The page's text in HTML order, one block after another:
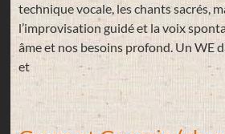
technique vocale, les chants sacrés,
l’improvisation guidé et la voix
âme et nos besoins profond. Un WE
et